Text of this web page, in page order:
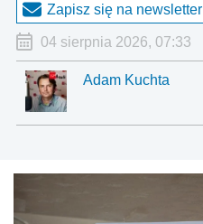
Zapisz się na newsletter
04 sierpnia 2026, 07:33
Adam Kuchta